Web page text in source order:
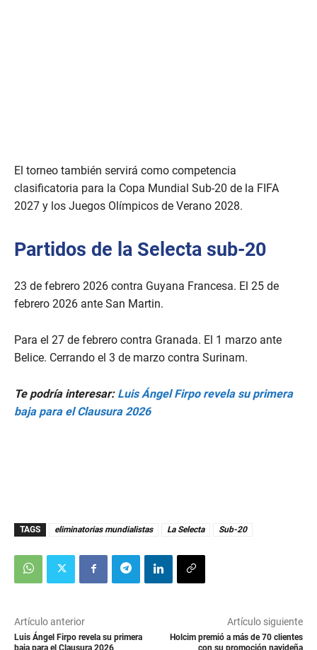
El torneo también servirá como competencia
clasificatoria para la Copa Mundial Sub-20 de la FIFA
2027 y los Juegos Olímpicos de Verano 2028.
Partidos de la Selecta sub-20
23 de febrero 2026 contra Guyana Francesa. El 25 de
febrero 2026 ante San Martin.
Para el 27 de febrero contra Granada. El 1 marzo ante
Belice. Cerrando el 3 de marzo contra Surinam.
Te podría interesar: Luis Ángel Firpo revela su primera
baja para el Clausura 2026
TAGS eliminatorias mundialistas La Selecta Sub-20
Artículo anterior
Luis Ángel Firpo revela su primera
baja para el Clausura 2026
Artículo siguiente
Holcim premió a más de 70 clientes
con su promoción navideña